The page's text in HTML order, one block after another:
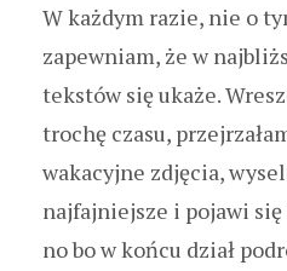
W każdym razie, nie o
zapewniam, że w
tekstów się ukaże.
trochę czasu,
wakacyjne zdjęcia,
najfajniejsze i pojawi
no bo w końcu dział